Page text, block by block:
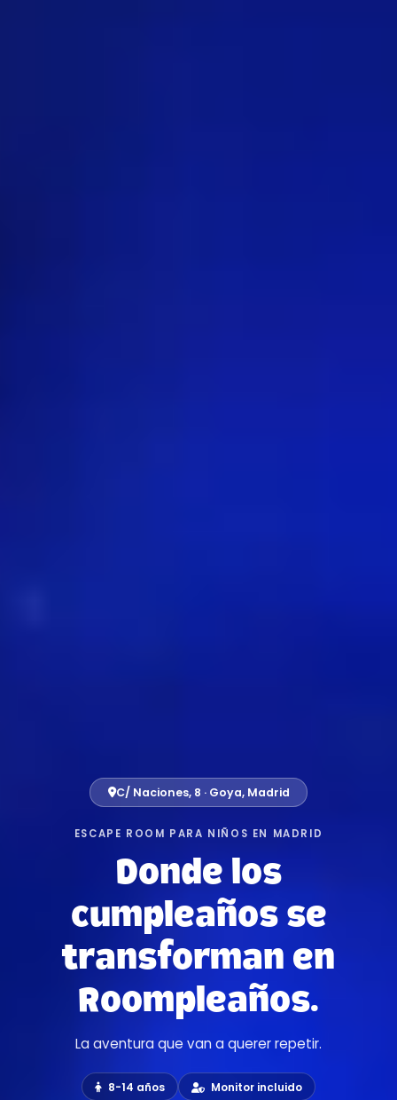
C/ Naciones, 8 · Goya, Madrid
ESCAPE ROOM PARA NIÑOS EN MADRID
Donde los
cumpleaños se
transforman en
Roompleaños.
La aventura que van a querer repetir.
8-14 años Monitor incluido